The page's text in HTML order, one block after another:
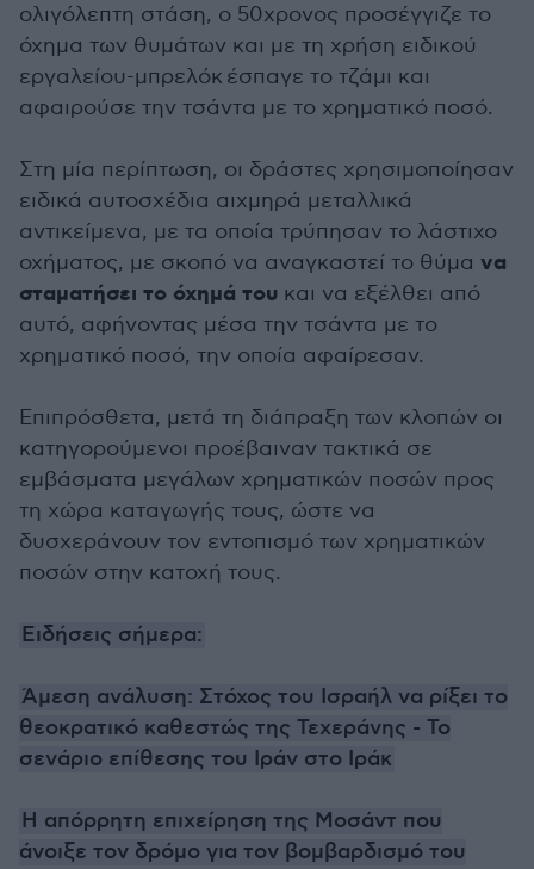
ολιγόλεπτη στάση, ο 50χρονος προσέγγιζε το
όχημα των θυμάτων και με τη χρήση ειδικού
εργαλείου-μπρελόκ έσπαγε το τζάμι και
αφαιρούσε την τσάντα με το χρηματικό ποσό.
Στη μία περίπτωση, οι δράστες χρησιμοποίησαν
ειδικά αυτοσχέδια αιχμηρά μεταλλικά
αντικείμενα, με τα οποία τρύπησαν το λάστιχο
οχήματος, με σκοπό να αναγκαστεί το θύμα να
σταματήσει το όχημά του και να εξέλθει από
αυτό, αφήνοντας μέσα την τσάντα με το
χρηματικό ποσό, την οποία αφαίρεσαν.
Επιπρόσθετα, μετά τη διάπραξη των κλοπών οι
κατηγορούμενοι προέβαιναν τακτικά σε
εμβάσματα μεγάλων χρηματικών ποσών προς
τη χώρα καταγωγής τους, ώστε να
δυσχεράνουν τον εντοπισμό των χρηματικών
ποσών στην κατοχή τους.
Ειδήσεις σήμερα:
Άμεση ανάλυση: Στόχος του Ισραήλ να ρίξει το
θεοκρατικό καθεστώς της Τεχεράνης - Το
σενάριο επίθεσης του Ιράν στο Ιράκ
H απόρρητη επιχείρηση της Μοσάντ που
άνοιξε τον δρόμο για τον βομβαρδισμό του